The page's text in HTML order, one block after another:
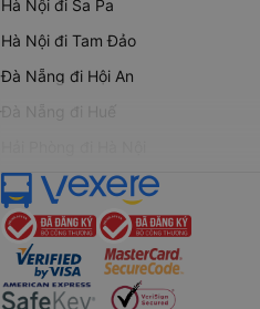
Hà Nội đi Sa Pa
Hà Nội đi Tam Đảo
Đà Nẵng đi Hội An
Đà Nẵng đi Huế